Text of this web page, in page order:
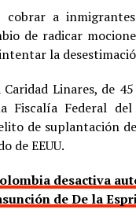
cobrar a
de radicar
la
Caridad Linares, de
Fiscalía Federal
de suplantación
de EEUU.
desactiva
de De la